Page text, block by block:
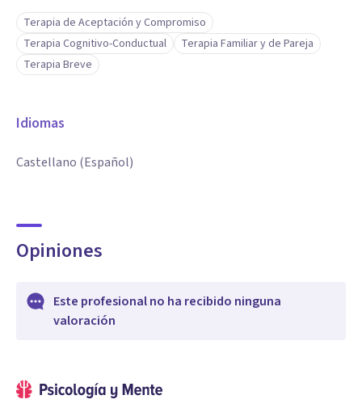
Terapia de Aceptación y Compromiso
Terapia Cognitivo-Conductual
Terapia Familiar y de Pareja
Terapia Breve
Idiomas
Castellano (Español)
Opiniones
Este profesional no ha recibido ninguna
valoración